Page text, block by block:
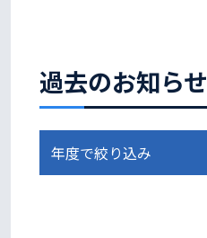
過去のお知らせ